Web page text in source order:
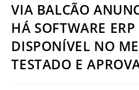
VIA BALCÃO
HÁ SOFTWARE ERP
DISPONÍVEL NO
TESTADO E